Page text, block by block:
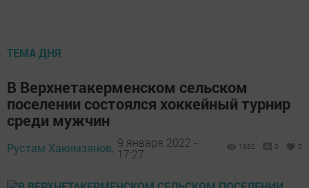
ТЕМА ДНЯ
В Верхнетакерменском сельском
поселении состоялся хоккейный турнир
среди мужчин
Рустам Хакимзянов, 9 января 2022 -
17:27
1982 0 0